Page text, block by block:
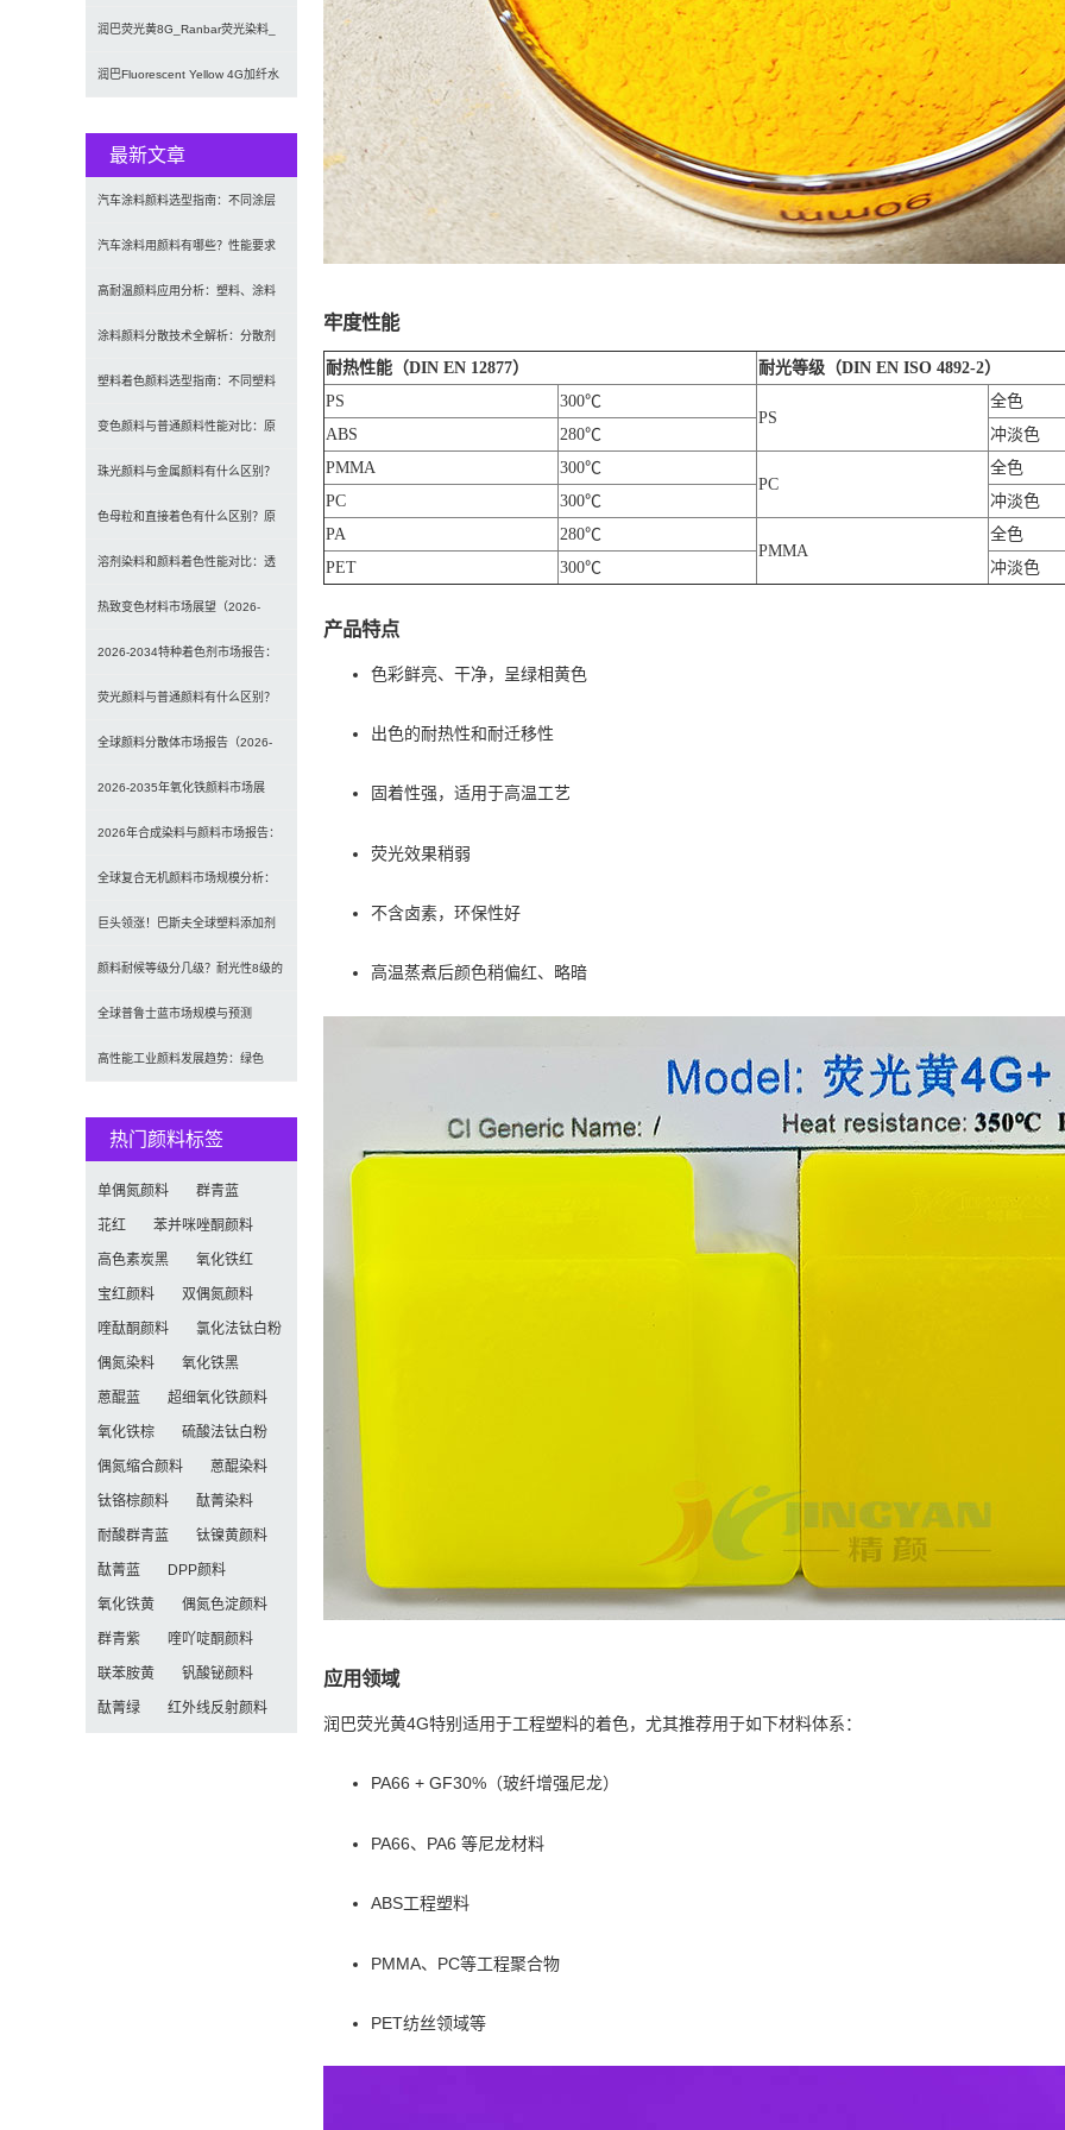
牢度性能
耐热性能（DIN EN 12877）
耐光等级（DIN EN ISO 4892-2）
PS
300℃
PS
全色
ABS
280℃
冲淡色
PMMA
300℃
PC
全色
PC
300℃
冲淡色
PA
280℃
PMMA
全色
PET
300℃ 冲淡色
产品特点
色彩鲜亮、干净，呈绿相黄色
出色的耐热性和耐迁移性
固着性强，适用于高温工艺
荧光效果稍弱
不含卤素，环保性好
高温蒸煮后颜色稍偏红、略暗
应用领域
润巴荧光黄4G特别适用于工程塑料的着色，尤其推荐用于如下材料体系：
PA66 + GF30%（玻纤增强尼龙）
PA66、PA6 等尼龙材料
ABS工程塑料
PMMA、PC等工程聚合物
PET纺丝领域等
料专用耐高温荧光染料
润巴荧光黄8G_Ranbar荧光染料_
溶剂绿5
润巴Fluorescent Yellow 4G加纤水
最新文章
汽车涂料颜料选型指南：不同涂层
应用要求、OEM与修补漆用颜料
汽车涂料用颜料有哪些？性能要求
及常用颜料类型介绍
高耐温颜料应用分析：塑料、涂料
及工程材料的选型原则与行业实践
涂料颜料分散技术全解析：分散剂
选型、研磨工艺及常见问题解决
塑料着色颜料选型指南：不同塑料
材料如何选择合适颜料？
变色颜料与普通颜料性能对比：原
理、特点及应用差异解析
珠光颜料与金属颜料有什么区别？
原理、效果与应用对比
色母粒和直接着色有什么区别？原
理、性能与应用全面对比
溶剂染料和颜料着色性能对比：透
明性、耐候性与应用选择全解析
热致变色材料市场展望（2026-
2034）：2034年将达3
2026-2034特种着色剂市场报告：
规模、份额、趋势及预测
荧光颜料与普通颜料有什么区别？
发光原理、性能对比及应用解析
全球颜料分散体市场报告（2026-
2033）：无机颜料主导，
2026-2035年氧化铁颜料市场展
望：全球规模将达41亿美
2026年合成染料与颜料市场报告：
规模、趋势及2030年增长
全球复合无机颜料市场规模分析：
2035年达5.39亿美元，建
巨头领涨！巴斯夫全球塑料添加剂
涨价20% 原材料成本推高行业
颜料耐候等级分几级？耐光性8级的
定义及耐候性测试标准解析
全球普鲁士蓝市场规模与预测
（2026-2034）：按类型、形
高性能工业颜料发展趋势：绿色
热门颜料标签
单偶氮颜料 群青蓝
苝红 苯并咪唑酮颜料
高色素炭黑 氧化铁红
宝红颜料 双偶氮颜料
喹酞酮颜料 氯化法钛白粉
偶氮染料 氧化铁黑
蒽醌蓝 超细氧化铁颜料
氧化铁棕 硫酸法钛白粉
偶氮缩合颜料 蒽醌染料
钛铬棕颜料 酞菁染料
耐酸群青蓝 钛镍黄颜料
酞菁蓝 DPP颜料
氧化铁黄 偶氮色淀颜料
群青紫 喹吖啶酮颜料
联苯胺黄 钒酸铋颜料
酞菁绿 红外线反射颜料